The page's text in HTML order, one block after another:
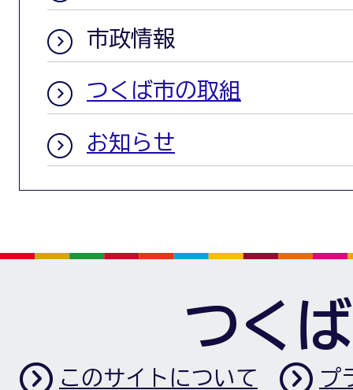
市政情報
つくば市の取組
お知らせ
つく
このサイトについて プ